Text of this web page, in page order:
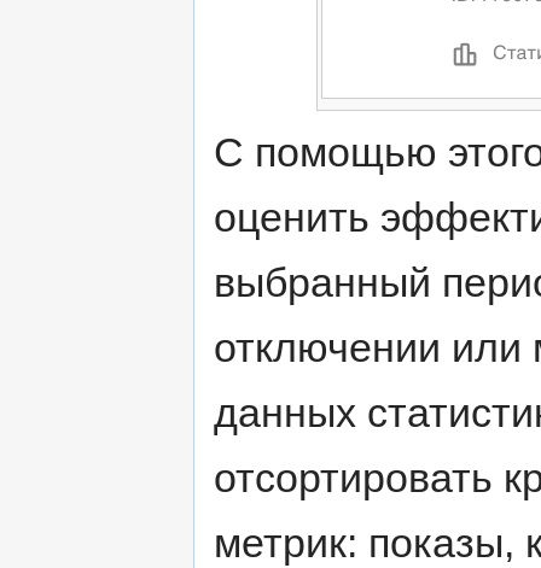
С помощью
оценить
выбранный
отключении или
данных
отсортировать
метрик: показы,